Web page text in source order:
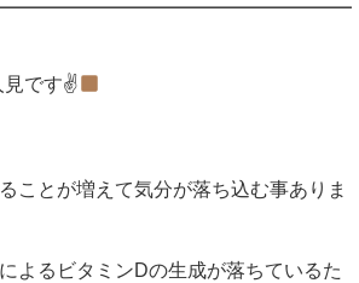
です✌
ことが増えて気分が落ち込む事ありま
よるビタミンDの生成が落ちているた